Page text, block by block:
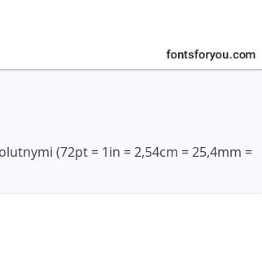
(72pt = 1in = 2,54cm = 25,4mm =